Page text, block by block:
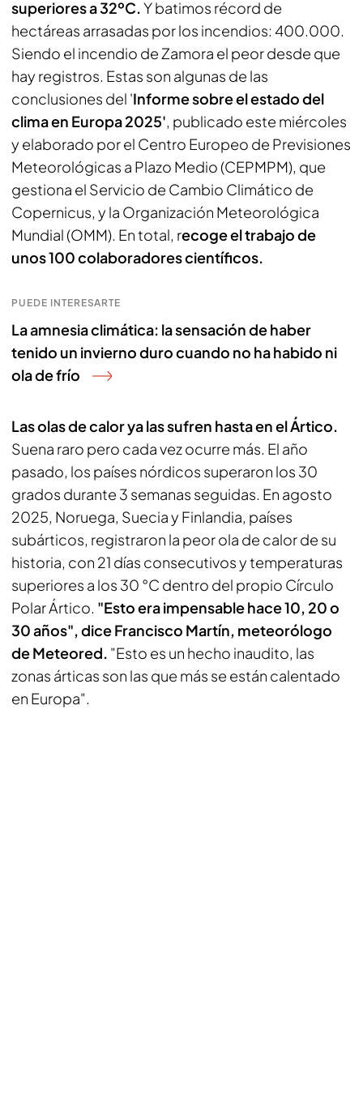
superiores a 32ºC.Y batimos récord de
hectáreas arrasadas por los incendios: 400.000.
Siendo el incendio de Zamora el peor desde que
hay registros. Estas son algunas de las
conclusiones del 'Informe sobre el estado del
clima en Europa 2025', publicado este miércoles
y elaborado por el Centro Europeo de Previsiones
Meteorológicas a Plazo Medio (CEPMPM), que
gestiona el Servicio de Cambio Climático de
Copernicus, y la Organización Meteorológica
Mundial (OMM). En total, recoge el trabajo de
unos 100 colaboradores científicos.
PUEDE INTERESARTE
La amnesia climática: la sensación de haber
tenido un invierno duro cuando no ha habido ni
ola de frío
Las olas de calor ya las sufren hasta en el Ártico.
Suena raro pero cada vez ocurre más. El año
pasado, los países nórdicos superaron los 30
grados durante 3 semanas seguidas. En agosto
2025, Noruega, Suecia y Finlandia, países
subárticos, registraron la peor ola de calor de su
historia, con 21 días consecutivos y temperaturas
superiores a los 30 °C dentro del propio Círculo
Polar Ártico. "Esto era impensable hace 10, 20 o
30 años", dice Francisco Martín, meteorólogo
de Meteored. "Esto es un hecho inaudito, las
zonas árticas son las que más se están calentado
en Europa".